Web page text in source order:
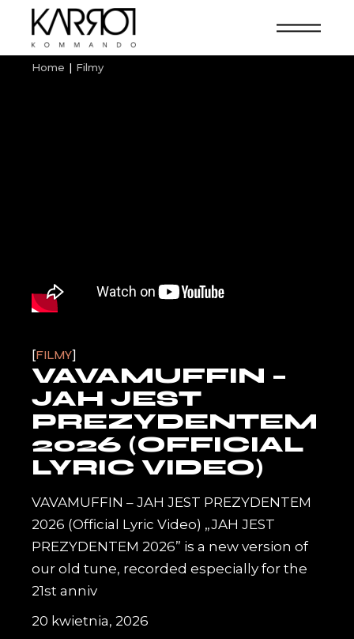
Home Filmy
FILMY
VAVAMUFFIN –
JAH JEST
PREZYDENTEM
2026 (OFFICIAL
LYRIC VIDEO)
VAVAMUFFIN – JAH JEST PREZYDENTEM
2026 (Official Lyric Video) „JAH JEST
PREZYDENTEM 2026” is a new version of
our old tune, recorded especially for the
21st anniv
20 kwietnia, 2026